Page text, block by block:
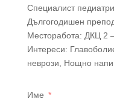
Специалист
Дългогодишен
Месторабота: ДКЦ 2
Интереси:
неврози, Нощно
Име